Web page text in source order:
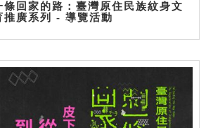
條回家的路：臺灣原住民族紋身文
推廣系列 - 導覽活動